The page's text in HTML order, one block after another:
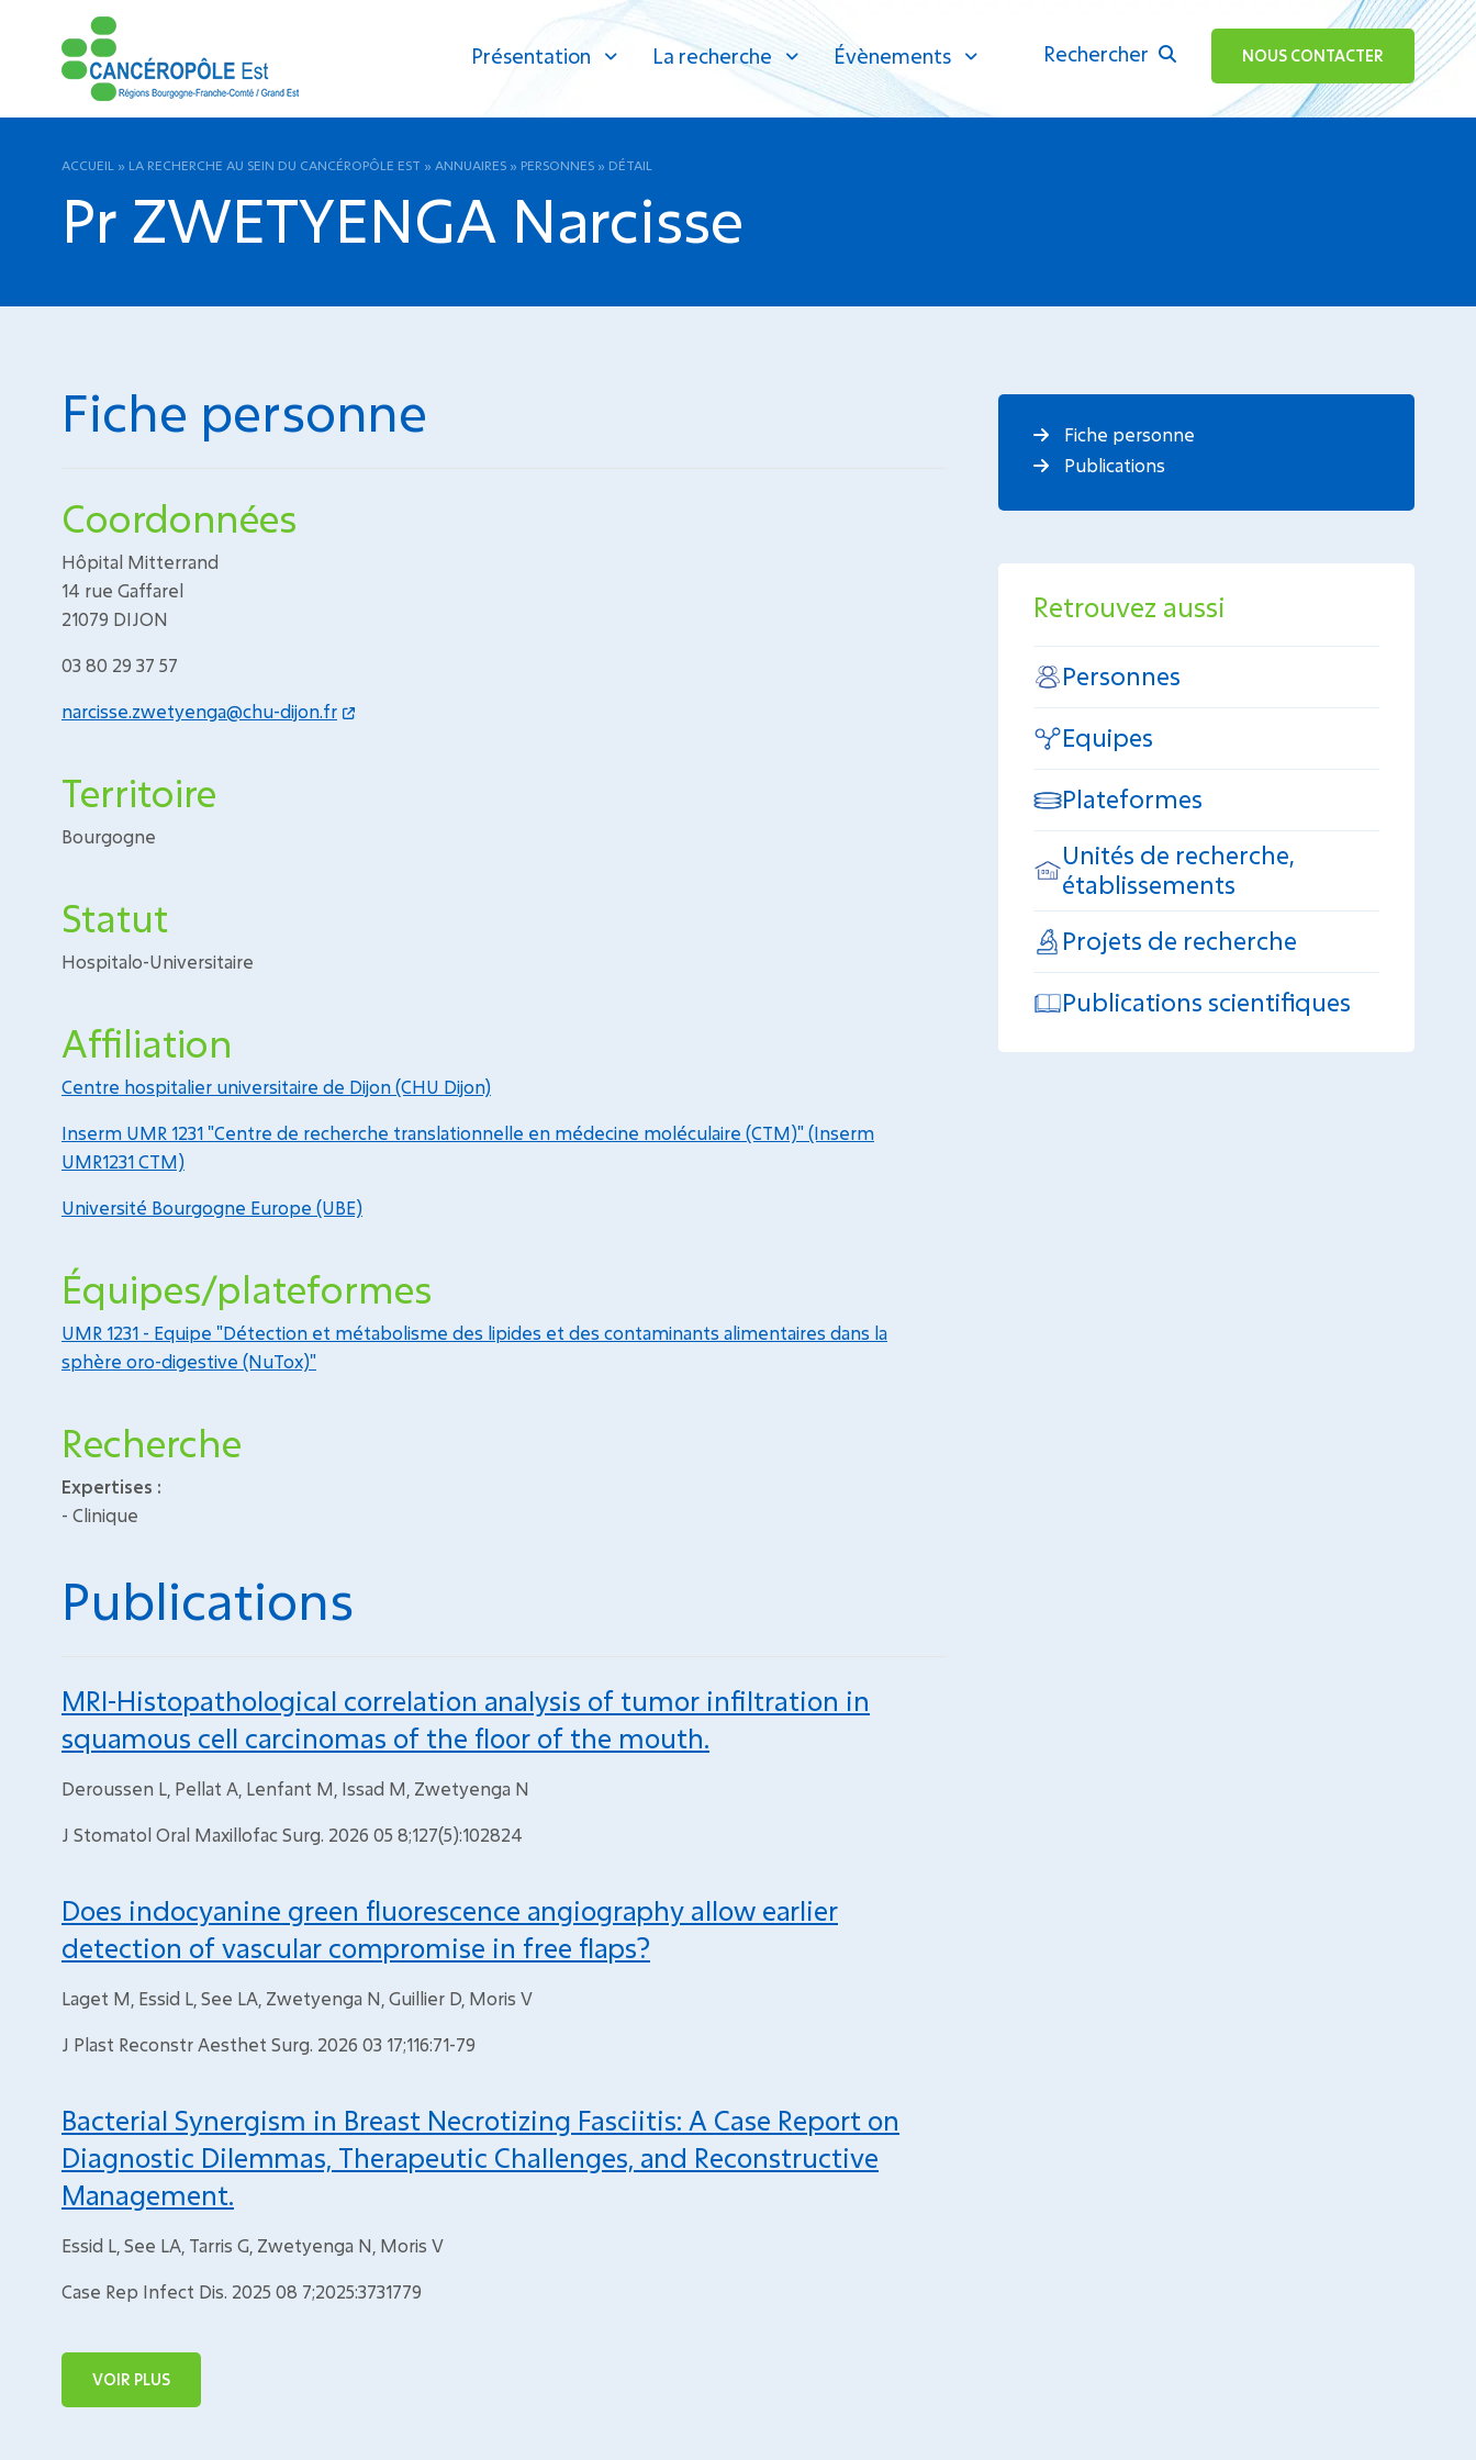
Présentation La recherche Évènements Rechercher
ok NOUS CONTACTER
ACCUEIL » LA RECHERCHE AU SEIN DU CANCÉROPÔLE EST » ANNUAIRES » PERSONNES » DÉTAIL
Pr ZWETYENGA Narcisse
Fiche personne
Coordonnées
Hôpital Mitterrand
14 rue Gaffarel
21079 DIJON
03 80 29 37 57
narcisse.zwetyenga@chu-dijon.fr
Territoire
Bourgogne
Statut
Hospitalo-Universitaire
Affiliation
Centre hospitalier universitaire de Dijon (CHU Dijon)
Inserm UMR 1231 "Centre de recherche translationnelle en médecine moléculaire (CTM)" (Inserm
UMR1231 CTM)
Université Bourgogne Europe (UBE)
Équipes/plateformes
UMR 1231 - Equipe "Détection et métabolisme des lipides et des contaminants alimentaires dans la
sphère oro-digestive (NuTox)"
Recherche
Expertises :
- Clinique
Publications
MRI-Histopathological correlation analysis of tumor infiltration in
squamous cell carcinomas of the floor of the mouth.
Deroussen L, Pellat A, Lenfant M, Issad M, Zwetyenga N
J Stomatol Oral Maxillofac Surg. 2026 05 8;127(5):102824
Does indocyanine green fluorescence angiography allow earlier
detection of vascular compromise in free flaps?
Laget M, Essid L, See LA, Zwetyenga N, Guillier D, Moris V
J Plast Reconstr Aesthet Surg. 2026 03 17;116:71-79
Bacterial Synergism in Breast Necrotizing Fasciitis: A Case Report on
Diagnostic Dilemmas, Therapeutic Challenges, and Reconstructive
Management.
Essid L, See LA, Tarris G, Zwetyenga N, Moris V
Case Rep Infect Dis. 2025 08 7;2025:3731779
VOIR PLUS
Fiche personne
Publications
Retrouvez aussi
Personnes
Equipes
Plateformes
Unités de recherche,
établissements
Projets de recherche
Publications scientifiques